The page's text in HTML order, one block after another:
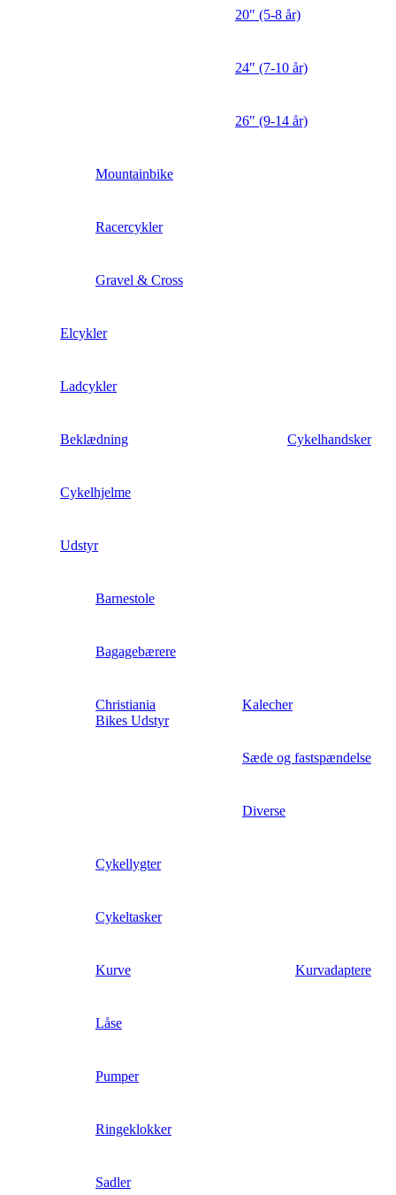
20″ (5-8 år)
24″ (7-10 år)
26″ (9-14 år)
Mountainbike
Racercykler
Gravel & Cross
Elcykler
Ladcykler
Beklædning Cykelhandsker
Cykelhjelme
Udstyr
Barnestole
Bagagebærere
Christiania
Bikes Udstyr
Kalecher
Sæde og fastspændelse
Diverse
Cykellygter
Cykeltasker
Kurve Kurvadaptere
Låse
Pumper
Ringeklokker
Sadler